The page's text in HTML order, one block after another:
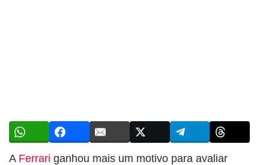
A Ferrari ganhou mais um motivo para avaliar